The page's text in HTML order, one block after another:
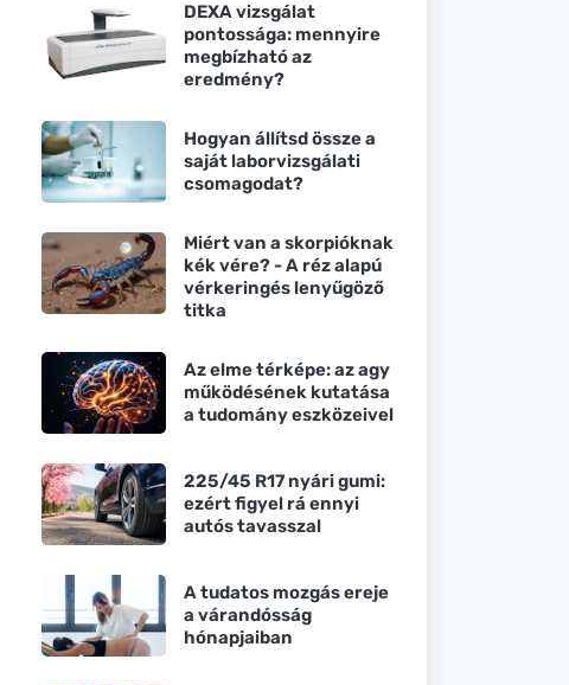
DEXA vizsgálat
pontossága: mennyire
megbízható az
eredmény?
Hogyan állítsd össze a
saját laborvizsgálati
csomagodat?
Miért van a skorpióknak
kék vére? - A réz alapú
vérkeringés lenyűgöző
titka
Az elme térképe: az agy
működésének kutatása
a tudomány eszközeivel
225/45 R17 nyári gumi:
ezért figyel rá ennyi
autós tavasszal
A tudatos mozgás ereje
a várandósság
hónapjaiban